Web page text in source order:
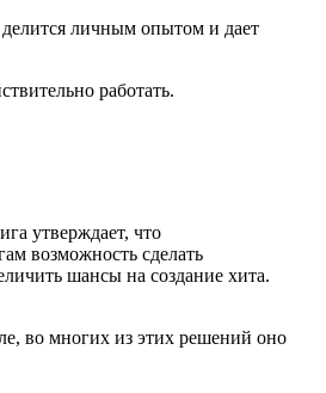
личным опытом и дает
работать.
утверждает, что
возможность сделать
шансы на создание хита.
во многих из этих решений оно